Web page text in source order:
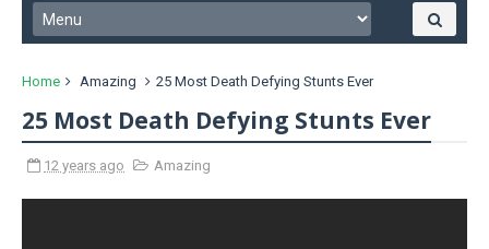
Home Amazing 25 Most Death Defying Stunts Ever
25 Most Death Defying Stunts Ever
12 years ago Amazing